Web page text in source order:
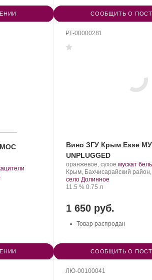
СООБЩИТЬ О
РТ-00000281
Вино ЗГУ Крым Esse
UNPLUGGED
Производитель:
Сатера/ESSE.
оранжевое, сухое .
Сорт
мускат
Регион:
Крым, Бахчисарайский
село Долинное
Крепость
11.5 %. Объем
0.75 л
1 650 руб.
Товар распродан
СООБЩИТЬ О
ЛЮ-00100041